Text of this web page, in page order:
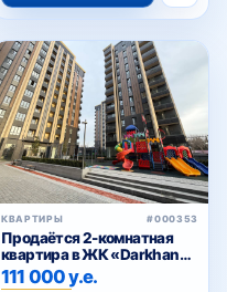
КВАРТИРЫ #000353
Продаётся 2-комнатная
квартира в ЖК «Darkhan
Avenue»
111 000 у.е.